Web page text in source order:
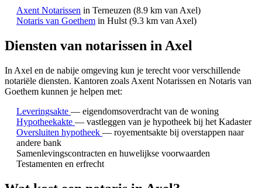
Axent Notarissen in Terneuzen (8.9 km van Axel)
Notaris van Goethem in Hulst (9.3 km van Axel)
Diensten van notarissen in Axel
In Axel en de nabije omgeving kun je terecht voor verschillende
notariële diensten. Kantoren zoals Axent Notarissen en Notaris van
Goethem kunnen je helpen met:
Leveringsakte — eigendomsoverdracht van de woning
Hypotheekakte — vastleggen van je hypotheek bij het Kadaster
Oversluiten hypotheek — royementsakte bij overstappen naar
andere bank
Samenlevingscontracten en huwelijkse voorwaarden
Testamenten en erfrecht